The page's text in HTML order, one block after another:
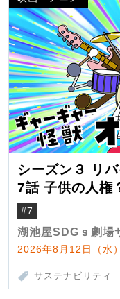
シーズン３ リ
7話 子供の人権
#7
湖池屋SDGｓ劇場
2026年8月12日（水
サステナビリティ